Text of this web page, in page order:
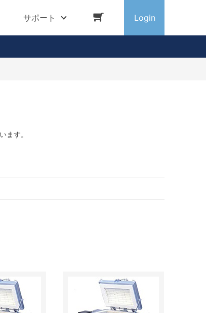
サポート Login
ます。